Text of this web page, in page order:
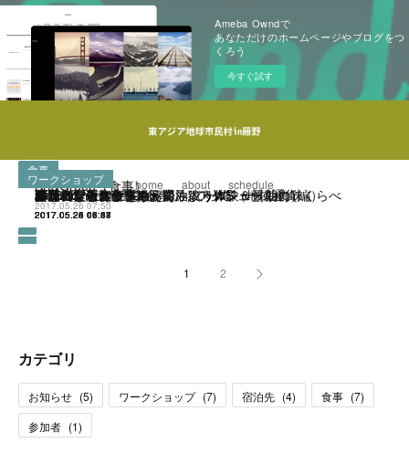
Ameba Owndで
あなただけのホームページやブログをつ
くろう
今すぐ試す
home about schedule
Art&Green（食事）
食事
2017.05.26 07:50
ふじのアートヴィレッジ
お知らせ
2017.05.26 07:44
百笑の台所（食事）
食事
2017.05.26 07:38
酵母パンとスープのお店 トゥルシー（朝食）
食事
2017.05.26 06:07
笑花食堂（食事）
食事
2017.05.26 05:58
藤野料理教室 にじ(食事)
食事
2017.05.25 06:58
Yamato-Ya（食事）
食事
2017.05.25 05:27
参加者
参加者
2017.05.24 06:53
5月27日（土）〜29日（月）スケジュール
お知らせ
2017.05.24 06:48
ふじの 森のようちえん ”てって”
ワークショップ
2017.05.24 04:37
幸せになるお金を考えてみようWS（地域通貨編）
ワークショップ
2017.05.22 13:01
ゴエモン手作り醤油～醤油絞り体験＆醤油の味くらべ
ワークショップ
2017.05.22 11:17
1 2
カテゴリ
お知らせ (5) ワークショップ (7) 宿泊先 (4) 食事 (7)
参加者 (1)